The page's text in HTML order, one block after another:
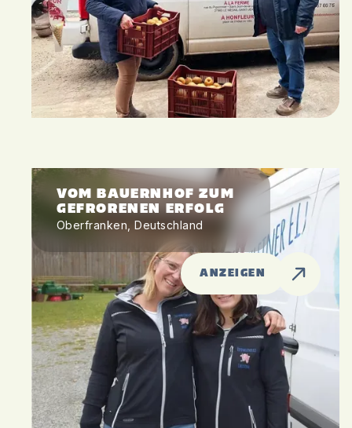
VOM BAUERNHOF ZUM
GEFRORENEN ERFOLG
Oberfranken, Deutschland
ANZEIGEN